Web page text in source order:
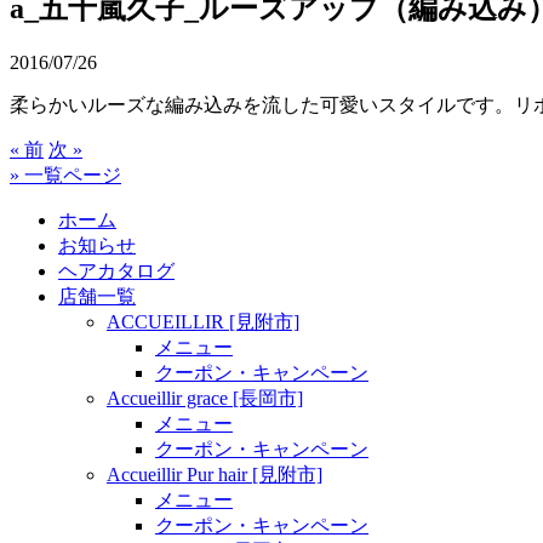
a_五十嵐久子_ルーズアップ（編み込み）
2016/07/26
柔らかいルーズな編み込みを流した可愛いスタイルです。リ
« 前 次 »
» 一覧ページ
ホーム
お知らせ
ヘアカタログ
店舗一覧
ACCUEILLIR [見附市]
メニュー
クーポン・キャンペーン
Accueillir grace [長岡市]
メニュー
クーポン・キャンペーン
Accueillir Pur hair [見附市]
メニュー
クーポン・キャンペーン